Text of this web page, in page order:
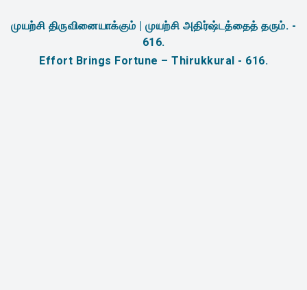
முயற்சி திருவினையாக்கும் | முயற்சி அதிர்ஷ்டத்தைத் தரும். -
616.
Effort Brings Fortune – Thirukkural - 616.